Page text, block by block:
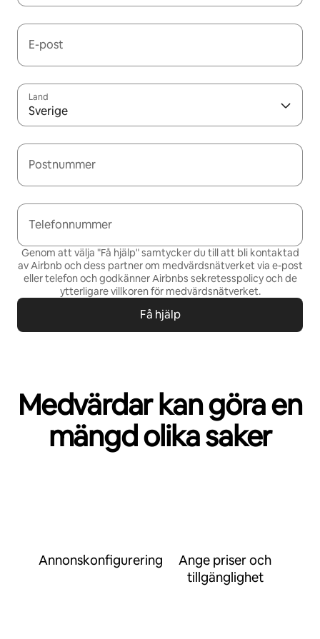
E-post
Land
Sverige
Postnummer
Telefonnummer
Genom att välja "Få hjälp" samtycker du till att bli kontaktad
av Airbnb och dess partner om medvärdsnätverket via e-post
eller telefon och godkänner Airbnbs sekretesspolicy och de
ytterligare villkoren för medvärdsnätverket.
Få hjälp
Medvärdar kan göra en
mängd olika saker
Annonskonfigurering
Ange priser och
tillgänglighet